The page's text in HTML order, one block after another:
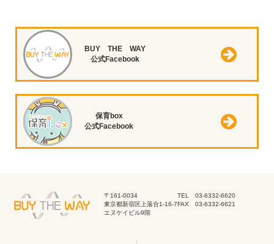
BUY THE WAY
公式Facebook
保育box
公式Facebook
〒161-0034
東京都新宿区上落合1-16-7
エヌケイビル9階
TEL 03-6332-6620
FAX 03-6332-6621